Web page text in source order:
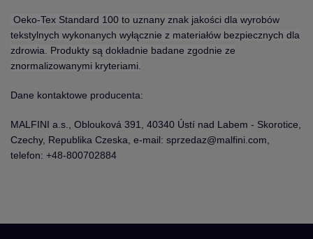
Oeko-Tex Standard 100 to uznany znak jakości dla wyrobów
tekstylnych wykonanych wyłącznie z materiałów bezpiecznych dla
zdrowia. Produkty są dokładnie badane zgodnie ze
znormalizowanymi kryteriami.
Dane kontaktowe producenta:
MALFINI a.s., Oblouková 391, 40340 Ústí nad Labem - Skorotice,
Czechy, Republika Czeska, e-mail: sprzedaz@malfini.com,
telefon: +48-800702884